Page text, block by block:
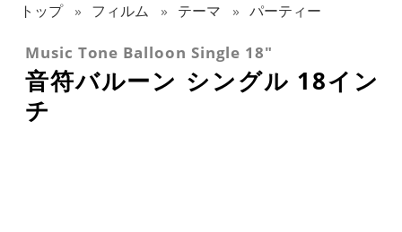
トップ フィルム テーマ パーティー
Music Tone Balloon Single 18"
音符バルーン シングル 18イン
チ